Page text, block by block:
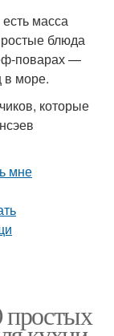
масса
блюда
поварах —
в море.
которые
простых